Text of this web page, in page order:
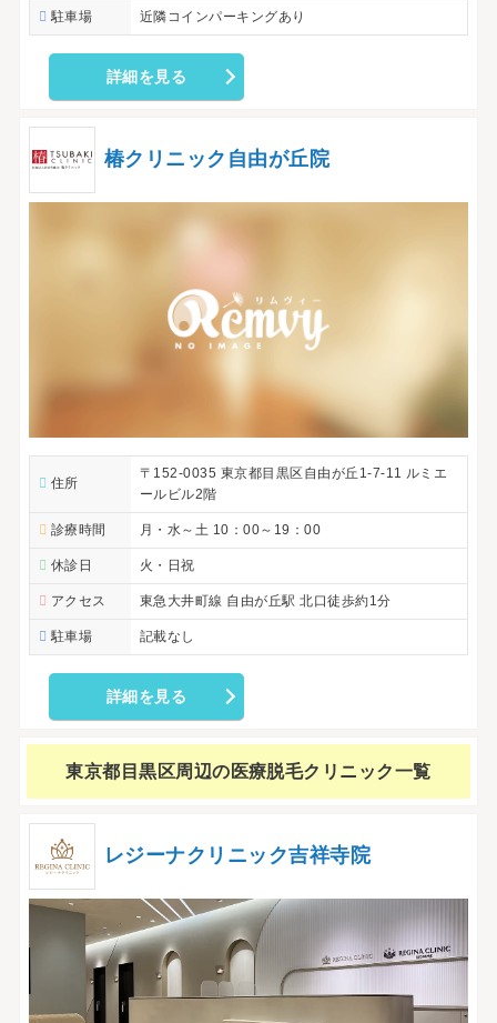
駐車場 近隣コインパーキングあり
詳細を見る
椿クリニック自由が丘院
住所
〒152-0035 東京都目黒区自由が丘1-7-11 ルミエ
ールビル2階
診療時間 月・水～土 10：00～19：00
休診日 火・日祝
アクセス 東急大井町線 自由が丘駅 北口徒歩約1分
駐車場 記載なし
詳細を見る
東京都目黒区周辺の 医療脱毛クリニック一覧
レジーナクリニック吉祥寺院